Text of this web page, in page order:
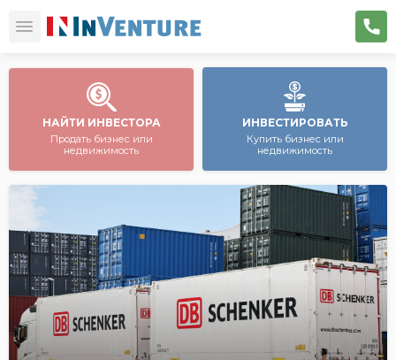
НАЙТИ ИНВЕСТОРА
Продать бизнес или
недвижимость
ИНВЕСТИРОВАТЬ
Купить бизнес или
недвижимость